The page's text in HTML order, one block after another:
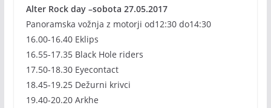
Alter Rock day –sobota 27.05.2017
Panoramska vožnja z motorji od12:30 do14:30
16.00-16.40 Eklips
16.55-17.35 Black Hole riders
17.50-18.30 Eyecontact
18.45-19.25 Dežurni krivci
19.40-20.20 Arkhe